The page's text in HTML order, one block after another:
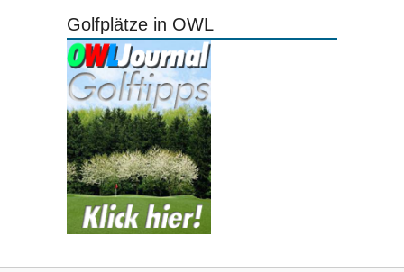
Golfplätze in OWL